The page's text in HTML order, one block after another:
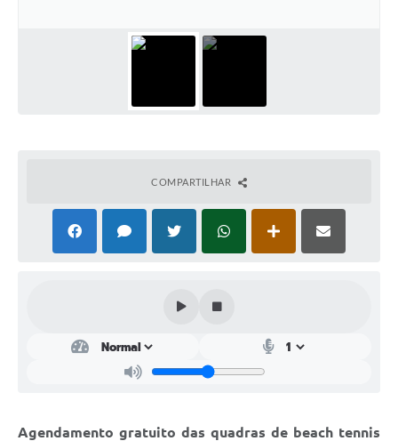
Agenda
COMPARTILHAR
Agendamento gratuito das quadras de beach tennis